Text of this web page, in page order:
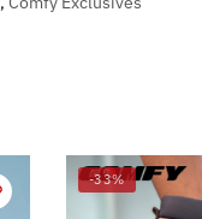
-33%